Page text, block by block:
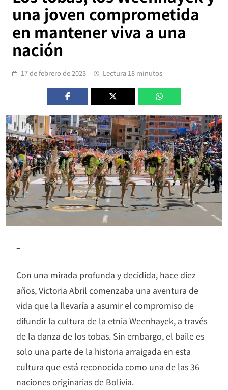
una joven comprometida
en mantener viva a una
nación
17 de febrero de 2023 Lectura 18 minutos
–
Con una mirada profunda y decidida, hace diez
años, Victoria Abril comenzaba una aventura de
vida que la llevaría a asumir el compromiso de
difundir la cultura de la etnia Weenhayek, a través
de la danza de los tobas. Sin embargo, el baile es
solo una parte de la historia arraigada en esta
cultura que está reconocida como una de las 36
naciones originarias de Bolivia.